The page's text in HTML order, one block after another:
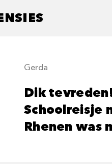
Gerda
Dik
Schoolreisje
Rhenen was